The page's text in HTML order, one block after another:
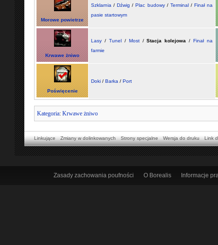
Morowe powietrze
Szklarnia /Dźwig /Plac budowy/ Terminal/ Finał na
pasie startowym
Krwawe żniwo
Lasy / Tunel/ Most/Stacja kolejowa /Finał na
farmie
Poświęcenie
Doki / Barka / Port
Kategoria: Krwawe żniwo
Linkujące Zmiany w dolinkowanych Strony specjalne Wersja do druku Link
Zasady zachowania poufności O Borealis Informacje